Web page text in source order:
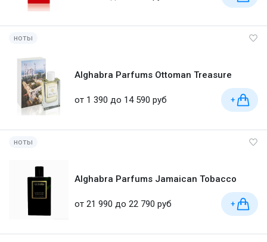
ноты
Alghabra Parfums Ottoman Treasure
от 1 390 до 14 590 руб +
ноты
Alghabra Parfums Jamaican Tobacco
от 21 990 до 22 790 руб +